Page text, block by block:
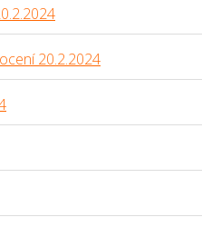
20.2.2024